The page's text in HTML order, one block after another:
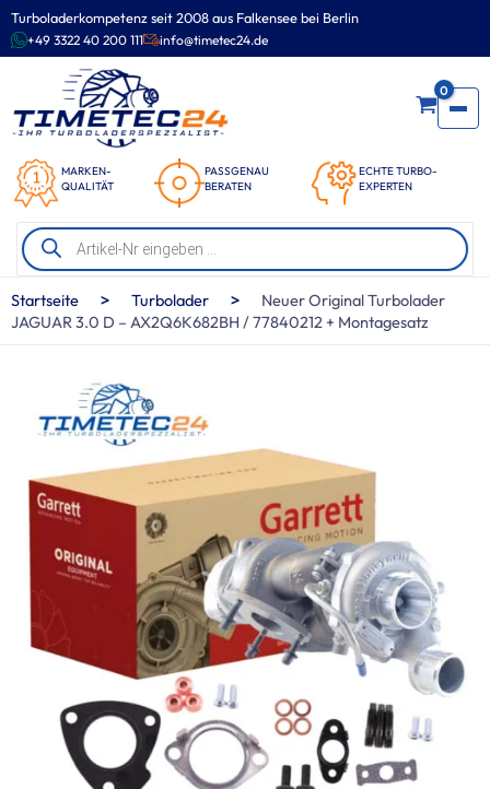
Turboladerkompetenz seit 2008 aus Falkensee bei Berlin
+49 3322 40 200 111 info@timetec24.de
MARKEN-
QUALITÄT
PASSGENAU
BERATEN
ECHTE TURBO-
EXPERTEN
0
Products
search
Zum
Inhalt
springen
Startseite > Turbolader >
Neuer Original Turbolader
JAGUAR 3.0 D – AX2Q6K682BH / 77840212 + Montagesatz